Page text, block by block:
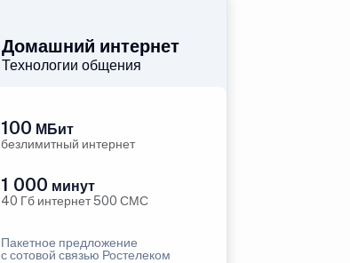
Домашний интернет
Технологии общения
100 МБит
безлимитный интернет
1 000 минут
40 Гб интернет 500 СМС
Пакетное предложение
с сотовой связью Ростелеком